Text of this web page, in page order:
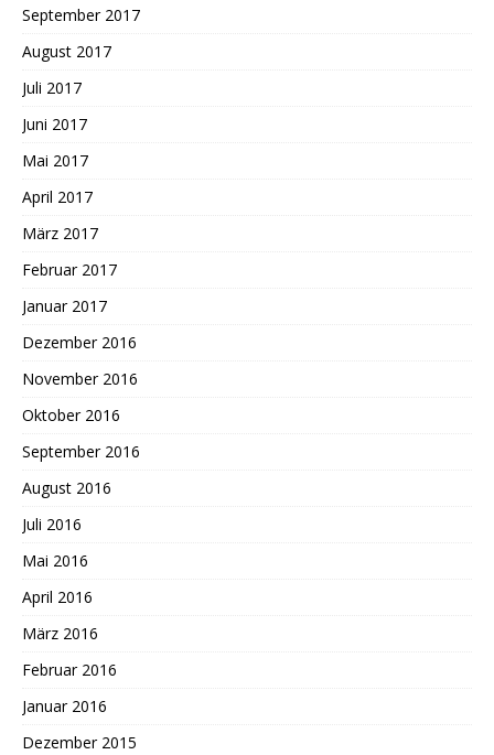
September 2017
August 2017
Juli 2017
Juni 2017
Mai 2017
April 2017
März 2017
Februar 2017
Januar 2017
Dezember 2016
November 2016
Oktober 2016
September 2016
August 2016
Juli 2016
Mai 2016
April 2016
März 2016
Februar 2016
Januar 2016
Dezember 2015